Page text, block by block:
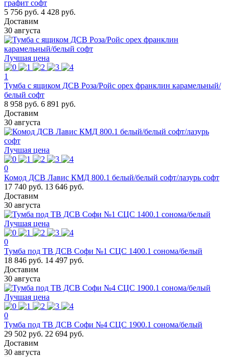
графит софт
5 756 руб. 4 428 руб.
Доставим
30 августа
Лучшая цена
1
Тумба с ящиком ДСВ Роза/Ройс орех франклин карамельный/
белый софт
8 958 руб. 6 891 руб.
Доставим
30 августа
Лучшая цена
0
Комод ДСВ Лавис КМД 800.1 белый/белый софт/лазурь софт
17 740 руб. 13 646 руб.
Доставим
30 августа
Лучшая цена
0
Тумба под ТВ ДСВ Софи №1 СЦС 1400.1 сонома/белый
18 846 руб. 14 497 руб.
Доставим
30 августа
Лучшая цена
0
Тумба под ТВ ДСВ Софи №4 СЦС 1900.1 сонома/белый
29 502 руб. 22 694 руб.
Доставим
30 августа